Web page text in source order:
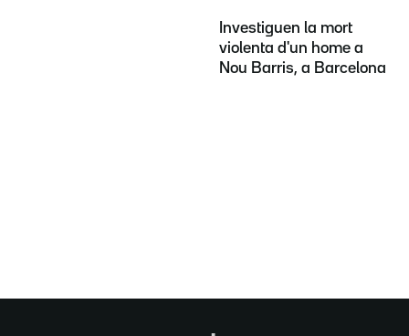
Investiguen la mort
violenta d'un home a
Nou Barris, a Barcelona